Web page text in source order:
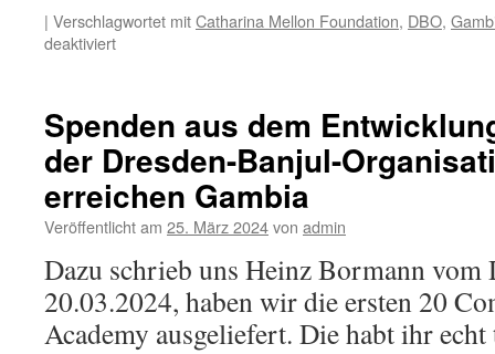
| Verschlagwortet mitCatharina Mellon Foundation, DBO,
deaktiviertfür
für
Gambia
Spenden aus dem
der Dresden-Banjul-
erreichen Gambia
Veröffentlicht am 25. März 2024von admin
Dazu schrieb uns Heinz Bormann vom
20.03.2024, haben wir die ersten 20
Academy ausgeliefert. Die habt ihr